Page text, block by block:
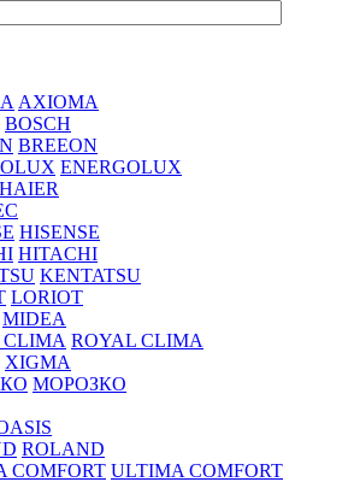
AXIOMA
BOSCH
BREEON
ENERGOLUX
HAIER
HISENSE
HITACHI
KENTATSU
LORIOT
MIDEA
ROYAL CLIMA
XIGMA
МОРОЗКО
ROLAND
ULTIMA COMFORT